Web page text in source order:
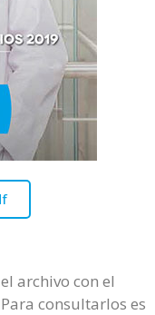
archivo con el
consultarlos es